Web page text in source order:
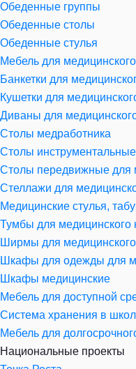
Обеденные группы
Обеденные столы
Обеденные стулья
Мебель для
Банкетки для
Кушетки для
Диваны для
Столы медработника
Столы инструментальные
Столы передвижные для
Стеллажи для
Медицинские стулья,
Тумбы для медицинского
Ширмы для медицинского
Шкафы для одежды для
Шкафы медицинские
Мебель для доступной
Система хранения в
Мебель для
Национальные проекты